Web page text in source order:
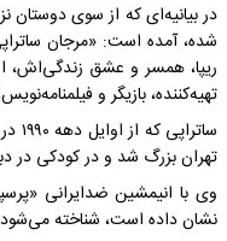
شده، آمده است: «مرجان
ریپا، همسر و عشق زندگی‌اش،
تهیه‌کننده، بازیگر و فیلمنامه‌نویس، ۸ آوریل ۲۰۲۵
تهران بزرگ شد و در کودکی در
وی با انیمشین ضدایرانی
نشان داده است، شناخته